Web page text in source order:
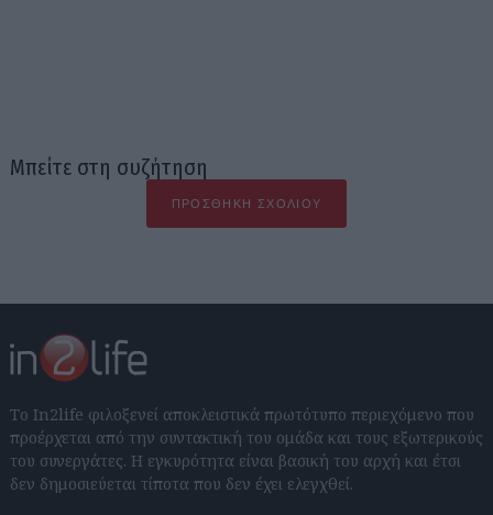
Μπείτε στη συζήτηση
ΠΡΟΣΘΉΚΗ ΣΧΟΛΊΟΥ
Το In2life φιλοξενεί αποκλειστικά πρωτότυπο περιεχόμενο που
προέρχεται από την συντακτική του ομάδα και τους εξωτερικούς
του συνεργάτες. Η εγκυρότητα είναι βασική του αρχή και έτσι
δεν δημοσιεύεται τίποτα που δεν έχει ελεγχθεί.